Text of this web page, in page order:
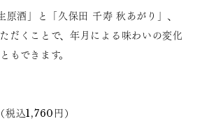
原酒」と「久保田 千寿 秋あがり」、
だくことで、年月による味わいの変化
もできます。
込1,760円）